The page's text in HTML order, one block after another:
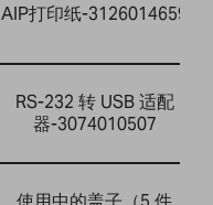
AIP打印纸-3126014659
RS-232 转 USB 适配
器-3074010507